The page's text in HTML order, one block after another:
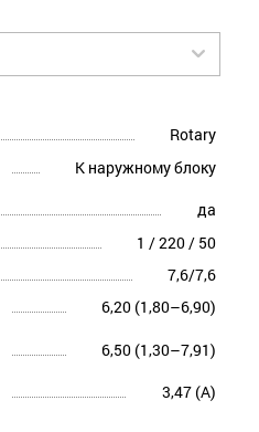
Rotary
К наружному блоку
да
1 / 220 / 50
7,6/7,6
6,20 (1,80–6,90)
6,50 (1,30–7,91)
3,47 (A)